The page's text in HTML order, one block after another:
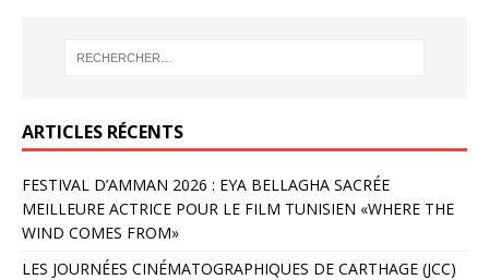
ARTICLES RÉCENTS
FESTIVAL D’AMMAN 2026 : EYA BELLAGHA SACRÉE
MEILLEURE ACTRICE POUR LE FILM TUNISIEN «WHERE THE
WIND COMES FROM»
LES JOURNÉES CINÉMATOGRAPHIQUES DE CARTHAGE (JCC)